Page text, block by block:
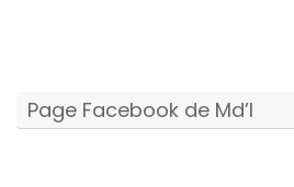
Page Facebook de Md’I